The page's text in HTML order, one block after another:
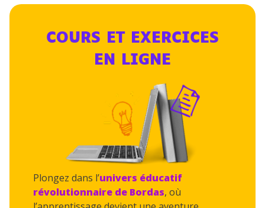
COURS ET EXERCICES
EN LIGNE
Plongez dans l’univers éducatif
révolutionnaire de Bordas, où